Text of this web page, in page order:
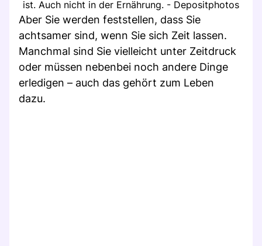
ist. Auch nicht in der Ernährung. - Depositphotos
Aber Sie werden feststellen, dass Sie
achtsamer sind, wenn Sie sich Zeit lassen.
Manchmal sind Sie vielleicht unter Zeitdruck
oder müssen nebenbei noch andere Dinge
erledigen – auch das gehört zum Leben
dazu.